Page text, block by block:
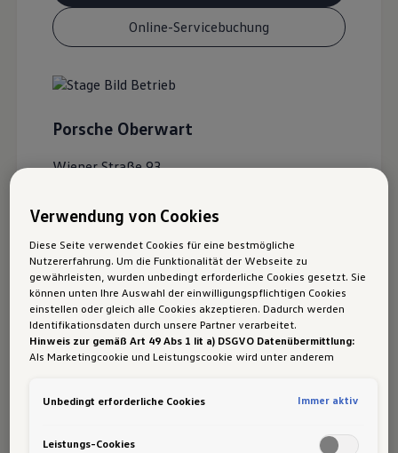
Online-Servicebuchung
Porsche Oberwart
Wiener Straße 93
Zertifizierter Händler
Service
Unfallspezialist
Online-Servicebuchung
YouTube
Verwendung von Cookies
Diese Seite verwendet Cookies für eine bestmögliche
Nutzererfahrung. Um die Funktionalität der Webseite zu
gewährleisten, wurden unbedingt erforderliche Cookies gesetzt. Sie
können unten Ihre Auswahl der einwilligungspflichtigen Cookies
einstellen oder gleich alle Cookies akzeptieren. Dadurch werden
Identifikationsdaten durch unsere Partner verarbeitet.
Hinweis zur gemäß Art 49 Abs 1 lit a) DSGVO Datenübermittlung:
Als Marketingcookie und Leistungscookie wird unter anderem
Daten in die USA (insbesondere dort an die Google LLC) weitergibt.
Unbedingt erforderliche Cookies Immer aktiv
Leistungs-Cookies